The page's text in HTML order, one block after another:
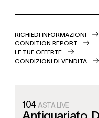
RICHIEDI INFORMAZIONI
CONDITION REPORT
LE TUE OFFERTE
CONDIZIONI DI VENDITA
104 ASTA LIVE
Antiquariato,